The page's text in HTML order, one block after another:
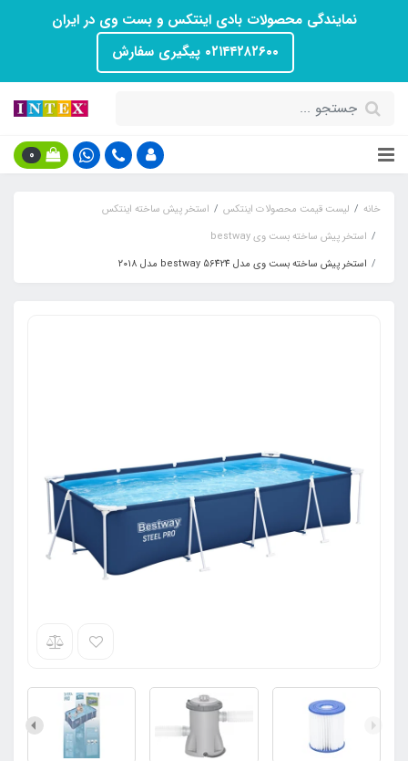
نمایندگی محصولات بادی اینتکس و بست وی در ایران
۰۲۱۴۴۲۸۲۶۰۰ پیگیری سفارش
0
خانه لیست قیمت محصولات اینتکس
استخر پیش ساخته اینتکس
استخر پیش ساخته بست وی bestway
استخر پیش ساخته بست وی مدل bestway 56424 مدل ۲۰۱۸